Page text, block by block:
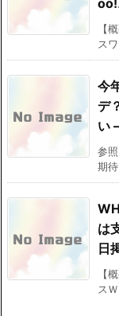
【
ス
今
デ
い
参
期
は
日
【
ス